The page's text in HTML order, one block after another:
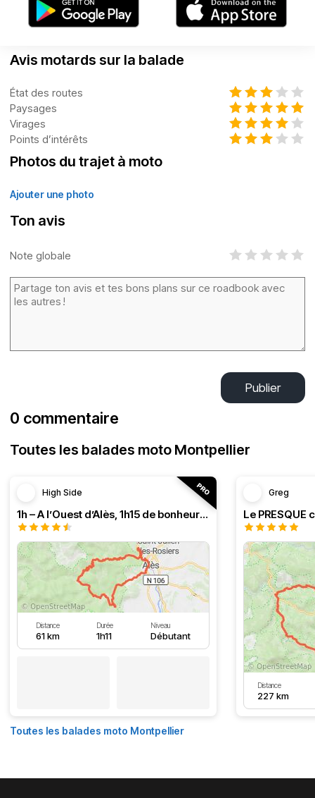
Avis motards sur la balade
État des routes
Paysages
Virages
Points d’intérêts
Photos du trajet à moto
Ajouter une photo
Ton avis
Note globale
Publier
0 commentaire
Toutes les balades moto Montpellier
High Side
1h – A l’Ouest d’Alès, 1h15 de bonheur (HSRF23)
Distance
61 km
Durée
1h11
Niveau
Débutant
Greg
Distance
227 km
Toutes les balades moto Montpellier